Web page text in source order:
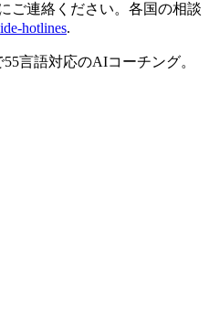
ご連絡ください。各国の相談
hotlines.
言語対応のAIコーチング。